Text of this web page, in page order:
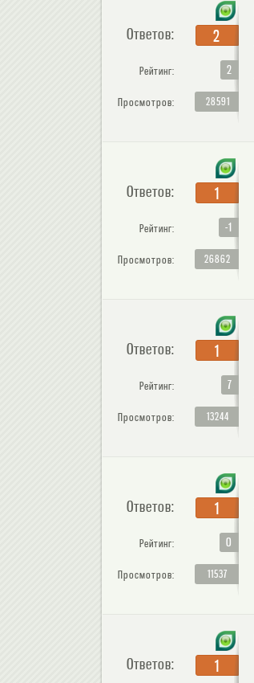
Ответов: 2
Рейтинг: 2
Просмотров: 28591
Ответов: 1
Рейтинг: -1
Просмотров: 26862
Ответов: 1
Рейтинг: 7
Просмотров: 13244
Ответов: 1
Рейтинг: 0
Просмотров: 11537
Ответов: 1